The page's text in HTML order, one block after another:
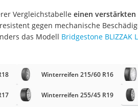
AGM-Batterie
Thule-Fahrradträger
Sommerreifen 205/55
Autobatterie-
Starthilfe mit
Vergleichstabelle einen verstärkten
gegen mechanische
das Modell Bridgestone BLIZZAK
Winterreifen 215/60 R16
Winterreifen 255/45 R19